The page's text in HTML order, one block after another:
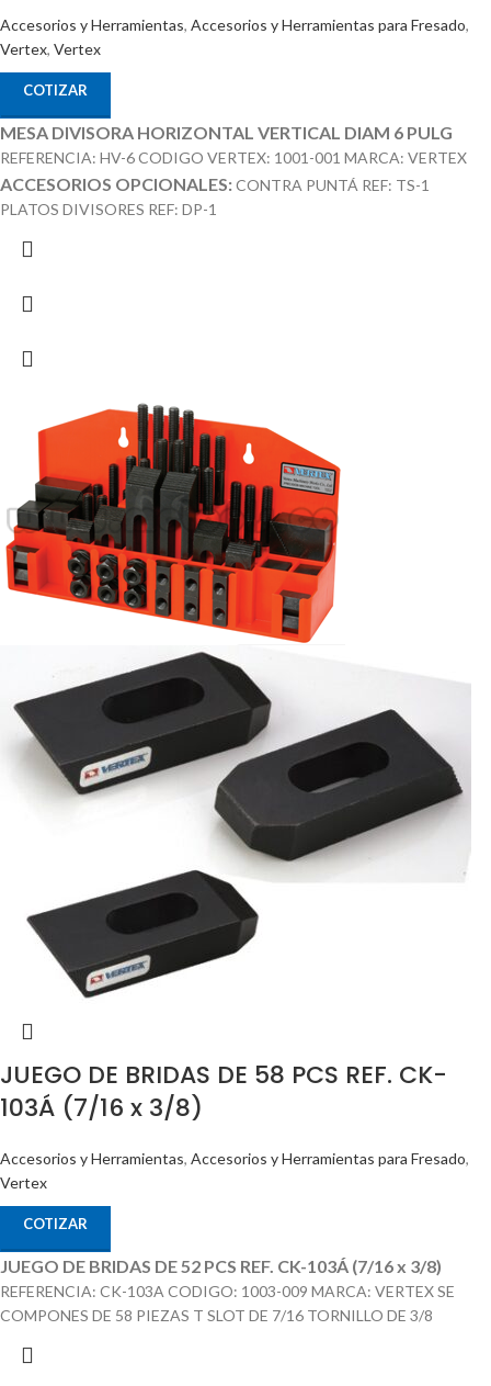
Accesorios y Herramientas, Accesorios y Herramientas para Fresado,
Vertex, Vertex
COTIZAR
MESA DIVISORA HORIZONTAL VERTICAL DIAM 6 PULG
REFERENCIA: HV-6 CODIGO VERTEX: 1001-001 MARCA: VERTEX
ACCESORIOS OPCIONALES:CONTRA PUNTÁ REF: TS-1
PLATOS DIVISORES REF: DP-1
JUEGO DE BRIDAS DE 58 PCS REF. CK-
103Á (7/16 x 3/8)
Accesorios y Herramientas, Accesorios y Herramientas para Fresado,
Vertex
COTIZAR
JUEGO DE BRIDAS DE 52 PCS REF. CK-103Á (7/16 x 3/8)
REFERENCIA: CK-103A CODIGO: 1003-009 MARCA: VERTEX SE
COMPONES DE 58 PIEZAS T SLOT DE 7/16 TORNILLO DE 3/8